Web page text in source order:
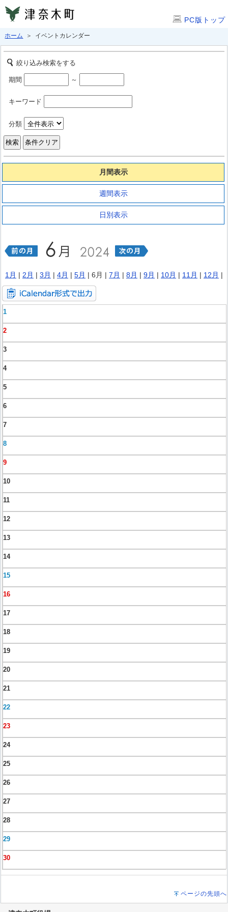
PC版トップ
ホーム ＞ イベントカレンダー
絞り込み検索をする
期間 ～
キーワード
分類
月間表示
週間表示
日別表示
1月 | 2月 | 3月 | 4月 | 5月 | 6月 | 7月 | 8月 | 9月 | 10月 | 11月 | 12月 |
1
2
3
4
5
6
7
8
9
10
11
12
13
14
15
16
17
18
19
20
21
22
23
24
25
26
27
28
29
30
ページの先頭へ